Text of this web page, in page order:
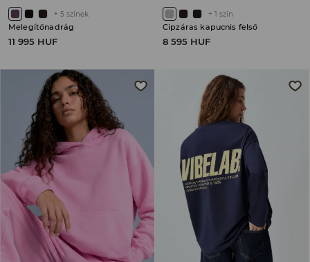
+ 5 színek
Melegítőnadrág
11 995 HUF
+ 1 szín
Cipzáras kapucnis felső
8 595 HUF